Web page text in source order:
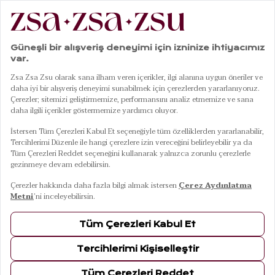
Dekoratif Obje
FILTRELE SIRALA
Shekou Renkli